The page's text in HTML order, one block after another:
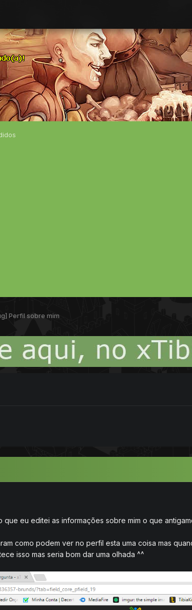
Perfil sobre mim
que eu editei as informações sobre mim o que
como podem ver no perfil esta uma coisa mas
isso mas seria bom dar uma olhada ^^